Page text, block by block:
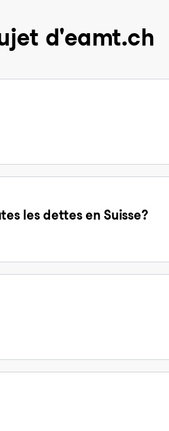
d'eamt.ch
les dettes en Suisse?